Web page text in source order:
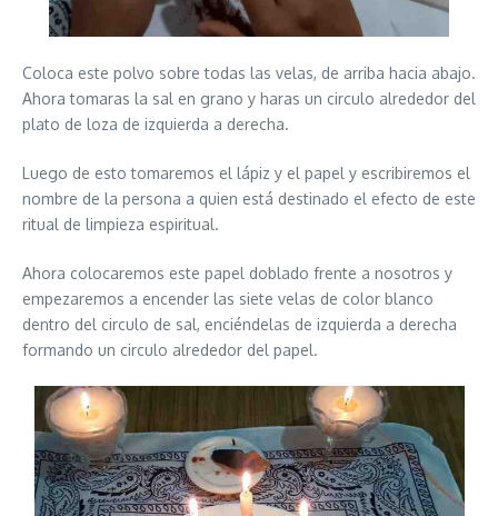
Coloca este polvo sobre todas las velas, de arriba hacia abajo.
Ahora tomaras la sal en grano y haras un circulo alrededor del
plato de loza de izquierda a derecha.
Luego de esto tomaremos el lápiz y el papel y escribiremos el
nombre de la persona a quien está destinado el efecto de este
ritual de limpieza espiritual.
Ahora colocaremos este papel doblado frente a nosotros y
empezaremos a encender las siete velas de color blanco
dentro del circulo de sal, enciéndelas de izquierda a derecha
formando un circulo alrededor del papel.